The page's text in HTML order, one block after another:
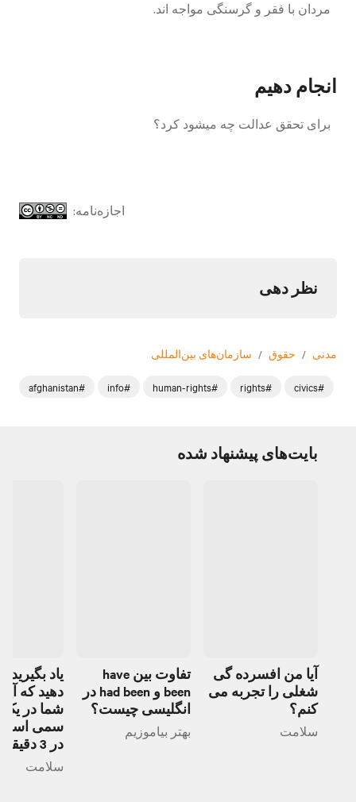
مردان با فقر و گرسنگی مواجه اند.
انجام دهیم
برای تحقق عدالت چه میشود کرد؟
اجازه‌نامه:
نظر دهی
مدنی / حقوق / سازمان‌های بین‌المللی
#civics
#rights
#human-rights
#info
#afghanistan
بایت‌های پیشنهاد شده
آیا من افسرده گی
شغلی را تجربه می
کنم؟
سلامت
تفاوت بین have
been و had been در
انگلیسی چیست؟
بهتر بیاموزیم
یاد
دهید که
شما در یک
سمی است
در 3 دقیقه
سلامت